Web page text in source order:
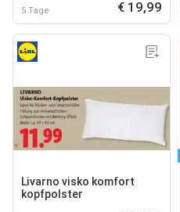
5 Tage € 19,99
Livarno visko komfort
kopfpolster